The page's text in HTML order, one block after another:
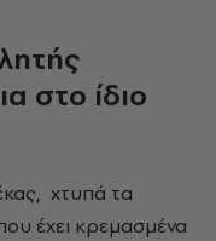
στο ίδιο
έχει κρεμασμένα